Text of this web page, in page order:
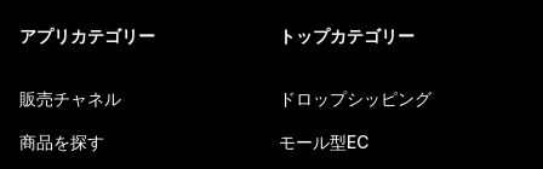
アプリカテゴリー
販売チャネル
商品を探す
トップカテゴリー
ドロップシッピング
モール型EC